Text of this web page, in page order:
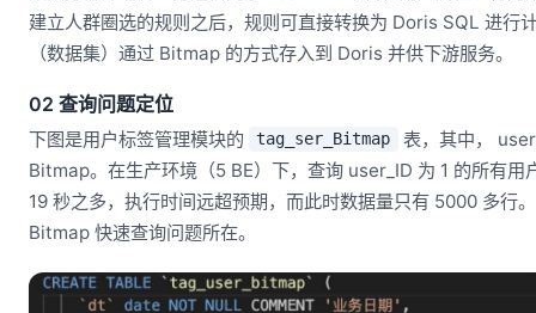
建立人群圈选的规则之后，规则可直接转换为 Doris SQL 进行
（数据集）通过 Bitmap 的方式存入到 Doris 并供下游服务。
02 查询问题定位
下图是用户标签管理模块的 tag_ser_Bitmap
表，其中，
Bitmap。在生产环境（5 BE）下，查询 user_ID 为 1 的所有用
19 秒之多，执行时间远超预期，而此时数据量只有 5000 多行
Bitmap 快速查询问题所在。